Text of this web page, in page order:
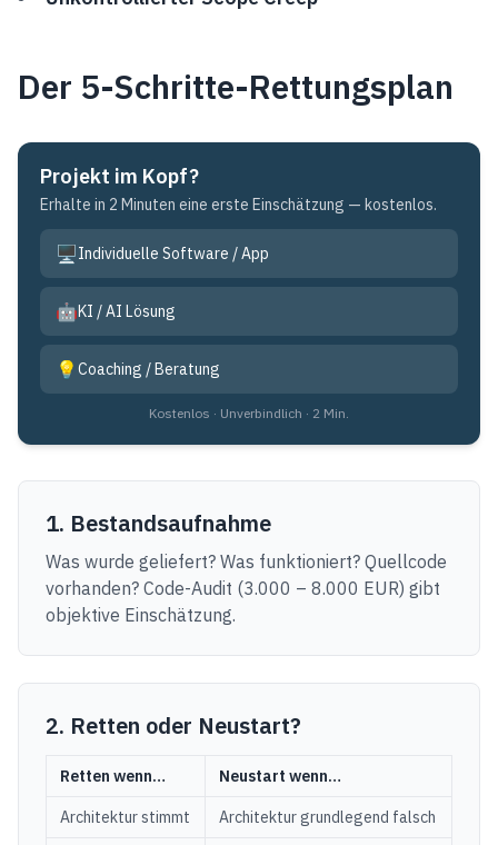
Der 5-Schritte-Rettungsplan
Projekt im Kopf?
Erhalte in 2 Minuten eine erste Einschätzung — kostenlos.
🖥️Individuelle Software / App
🤖KI / AI Lösung
💡 Coaching / Beratung
Kostenlos · Unverbindlich · 2 Min.
1. Bestandsaufnahme
Was wurde geliefert? Was funktioniert? Quellcode
vorhanden? Code-Audit (3.000 – 8.000 EUR) gibt
objektive Einschätzung.
2. Retten oder Neustart?
Retten wenn… Neustart wenn…
Architektur stimmt Architektur grundlegend falsch